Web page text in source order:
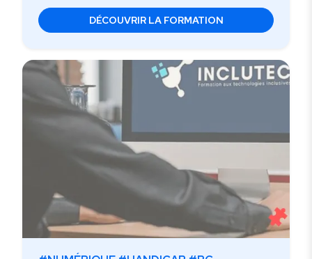
DÉCOUVRIR LA FORMATION